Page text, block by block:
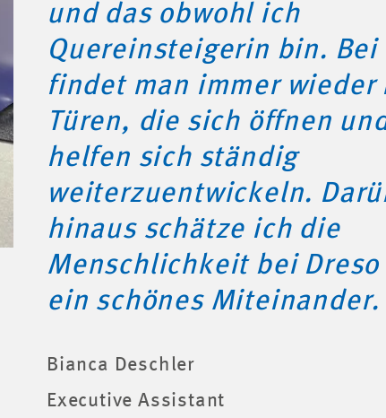
und das obwohl ich
Quereinsteigerin bin. Bei
findet man immer wieder
Türen, die sich öffnen
helfen sich ständig
weiterzuentwickeln.
hinaus schätze ich die
Menschlichkeit bei
ein schönes Miteinander.
Bianca Deschler
Executive Assistant